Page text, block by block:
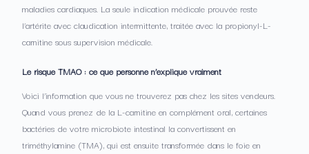
maladies cardiaques. La seule indication médicale prouvée reste
l’artérite avec claudication intermittente, traitée avec la propionyl-L-
carnitine sous supervision médicale.
Le risque TMAO : ce que personne n’explique vraiment
Voici l’information que vous ne trouverez pas chez les sites vendeurs.
Quand vous prenez de la L-carnitine en complément oral, certaines
bactéries de votre microbiote intestinal la convertissent en
triméthylamine (TMA), qui est ensuite transformée dans le foie en